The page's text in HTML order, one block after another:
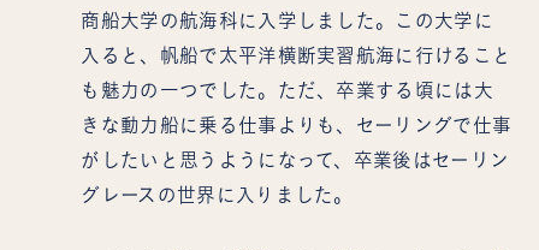
商船大学の航海科に入学しました。この大学に
入ると、帆船で太平洋横断実習航海に行けること
も魅力の一つでした。ただ、卒業する頃には大
きな動力船に乗る仕事よりも、セーリングで仕事
がしたいと思うようになって、卒業後はセーリン
グレースの世界に入りました。